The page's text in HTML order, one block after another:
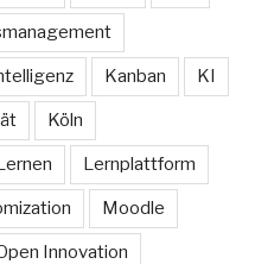
Kanban KI
Köln
Lernplattform
Moodle
Innovation